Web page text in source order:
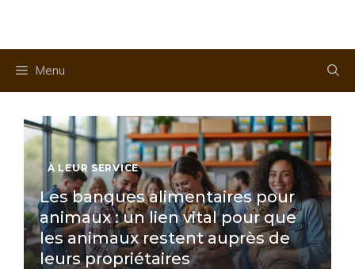
Menu
À LEUR SERVICE
Les banques alimentaires pour
animaux : un lien vital pour que
les animaux restent auprès de
leurs propriétaires